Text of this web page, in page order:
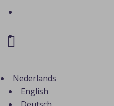
Nederlands
English
